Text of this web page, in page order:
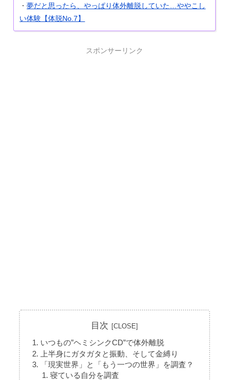
・夢だと思ったら、やっぱり体外離脱していた…ややこし
い体験【体脱No.7】
スポンサーリンク
目次
いつもの”ヘミシンクCD”で体外離脱
上半身にガタガタと振動、そして金縛り
「現実世界」と「もう一つの世界」を調査？
寝ている自分を調査